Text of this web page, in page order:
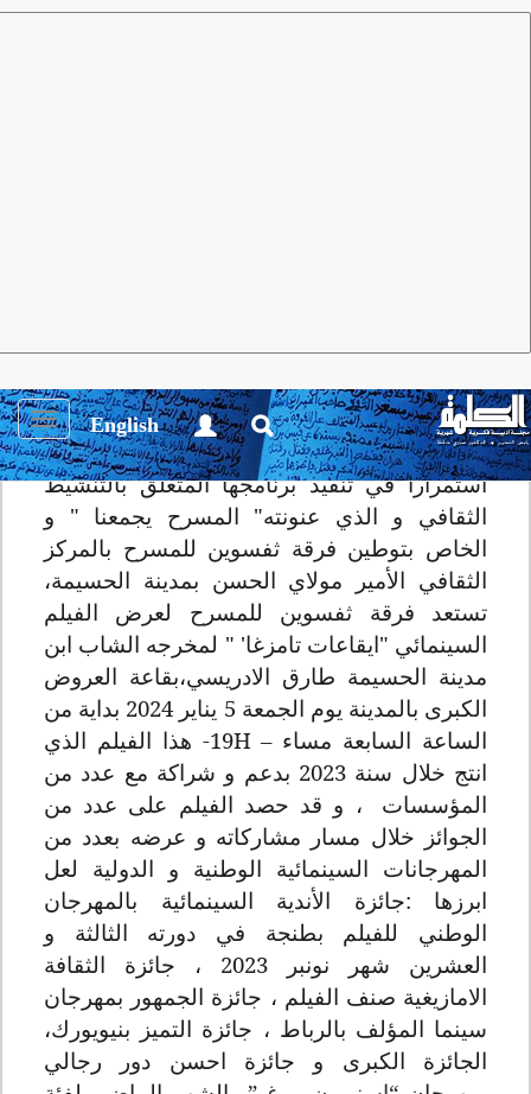
Toggle
English
عرض الفيلم السينمائي "ايقاعات
تامزغا"
استمرارا في تنفيذ برنامجها المتعلق بالتنشيط
الثقافي و الذي عنونته" المسرح يجمعنا " و
الخاص بتوطين فرقة ثفسوين للمسرح بالمركز
الثقافي الأمير مولاي الحسن بمدينة الحسيمة،
تستعد فرقة ثفسوين للمسرح لعرض الفيلم
السينمائي "ايقاعات تامزغا' " لمخرجه الشاب ابن
مدينة الحسيمة طارق الادريسي،بقاعة العروض
الكبرى بالمدينة يوم الجمعة 5 يناير 2024 بداية من
الساعة السابعة مساء – 19H- هذا الفيلم الذي
انتج خلال سنة 2023 بدعم و شراكة مع عدد من
المؤسسات
، و قد حصد الفيلم على عدد من
الجوائز خلال مسار مشاركاته و عرضه بعدد من
المهرجانات السينمائية الوطنية و الدولية لعل
ابرزها :جائزة الأندية السينمائية بالمهرجان
الوطني للفيلم بطنجة في دورته الثالثة و
العشرين
شهر نونبر 2023 ، جائزة الثقافة
الامازيغية صنف الفيلم ، جائزة الجمهور بمهرجان
سينما المؤلف بالرباط ، جائزة التميز بنيويورك،
الجائزة الكبرى و جائزة احسن دور رجالي